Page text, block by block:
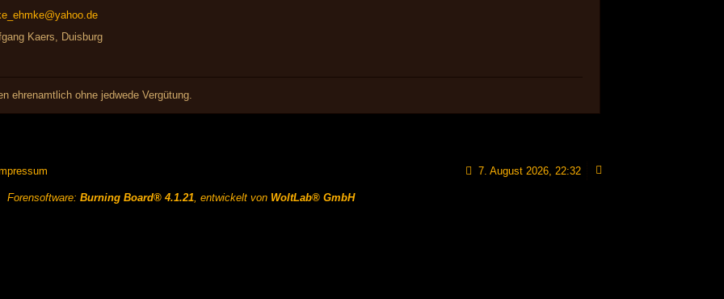
Kaers, Duisburg
ehrenamtlich ohne jedwede Vergütung.
7. August 2026, 22:32
Forensoftware: Burning Board® 4.1.21, entwickelt von WoltLab® GmbH